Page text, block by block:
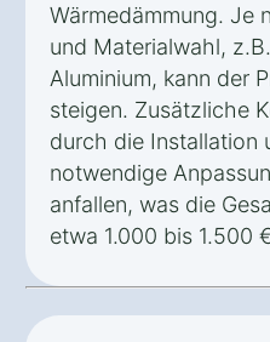
Wärmedämmung. Je
und Materialwahl,
Aluminium, kann der
steigen. Zusätzliche
durch die Installation
notwendige
anfallen, was die
etwa 1.000 bis 1.500